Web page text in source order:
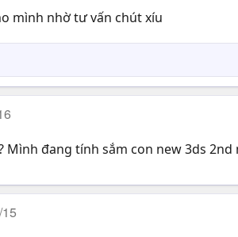
mình nhờ tư vấn chút xíu
Mình đang tính sắm con new 3ds